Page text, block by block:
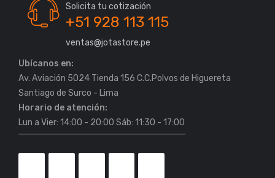
Solicita tu cotización
+51 928 113 115
ventas@jotastore.pe
Ubícanos en:
Av. Aviación 5024 Tienda 156 C.C.Polvos de Higuereta
Horario de atención:
Lun a Vier: 14:00 - 20:00 Sáb: 11:30 - 17:00